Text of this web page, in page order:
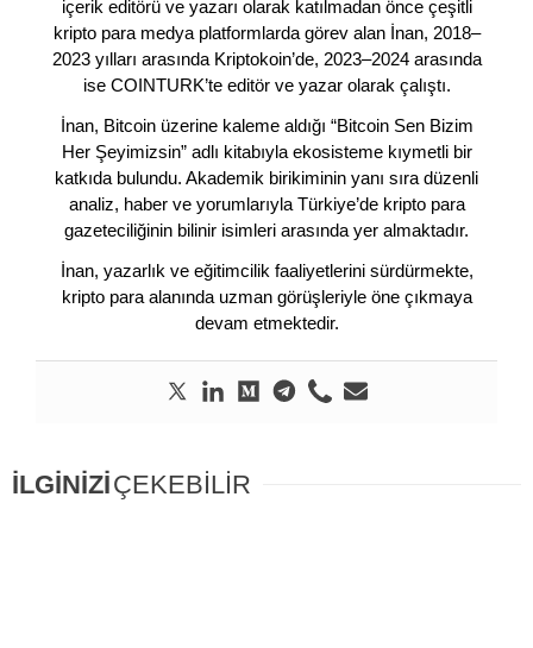
içerik editörü ve yazarı olarak katılmadan önce çeşitli
kripto para medya platformlarda görev alan İnan, 2018–
2023 yılları arasında Kriptokoin’de, 2023–2024 arasında
ise COINTURK’te editör ve yazar olarak çalıştı.
İnan, Bitcoin üzerine kaleme aldığı “Bitcoin Sen Bizim
Her Şeyimizsin” adlı kitabıyla ekosisteme kıymetli bir
katkıda bulundu. Akademik birikiminin yanı sıra düzenli
analiz, haber ve yorumlarıyla Türkiye’de kripto para
gazeteciliğinin bilinir isimleri arasında yer almaktadır.
İnan, yazarlık ve eğitimcilik faaliyetlerini sürdürmekte,
kripto para alanında uzman görüşleriyle öne çıkmaya
devam etmektedir.
İLGİNİZİÇEKEBİLİR